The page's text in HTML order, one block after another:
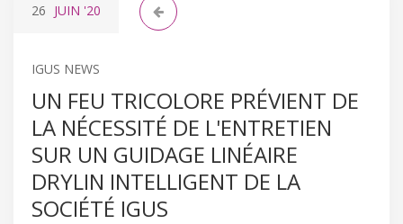
26 JUIN '20
IGUS NEWS
UN FEU TRICOLORE PRÉVIENT DE
LA NÉCESSITÉ DE L'ENTRETIEN
SUR UN GUIDAGE LINÉAIRE
DRYLIN INTELLIGENT DE LA
SOCIÉTÉ IGUS